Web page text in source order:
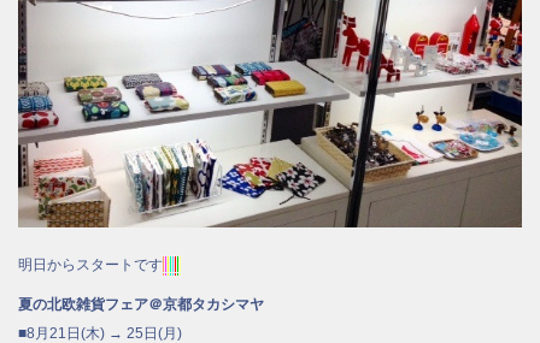
明日からスタートです
夏の北欧雑貨フェア＠京都タカシマヤ
■8月21日(木) → 25日(月)